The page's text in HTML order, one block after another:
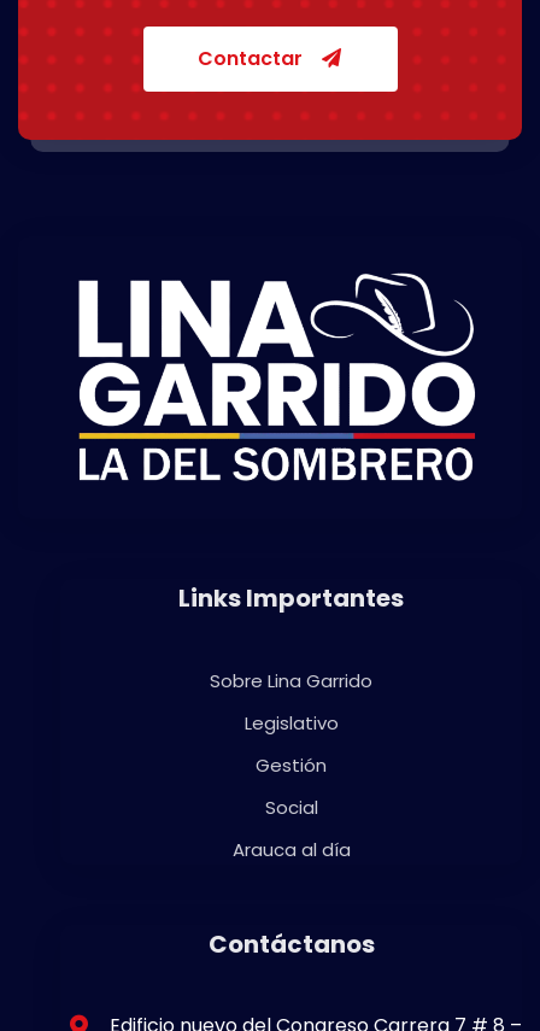
Contactar
Links Importantes
Sobre Lina Garrido
Legislativo
Gestión
Social
Arauca al día
Contáctanos